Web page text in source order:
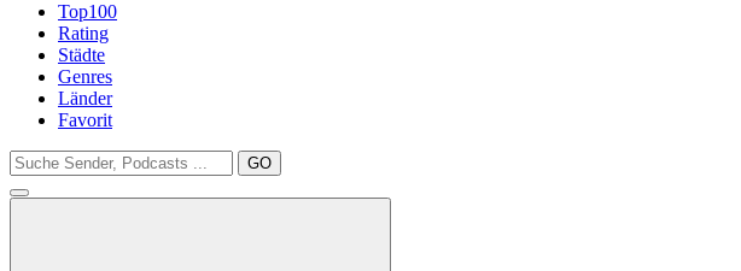
Top100
Rating
Städte
Genres
Länder
Favorit
GO